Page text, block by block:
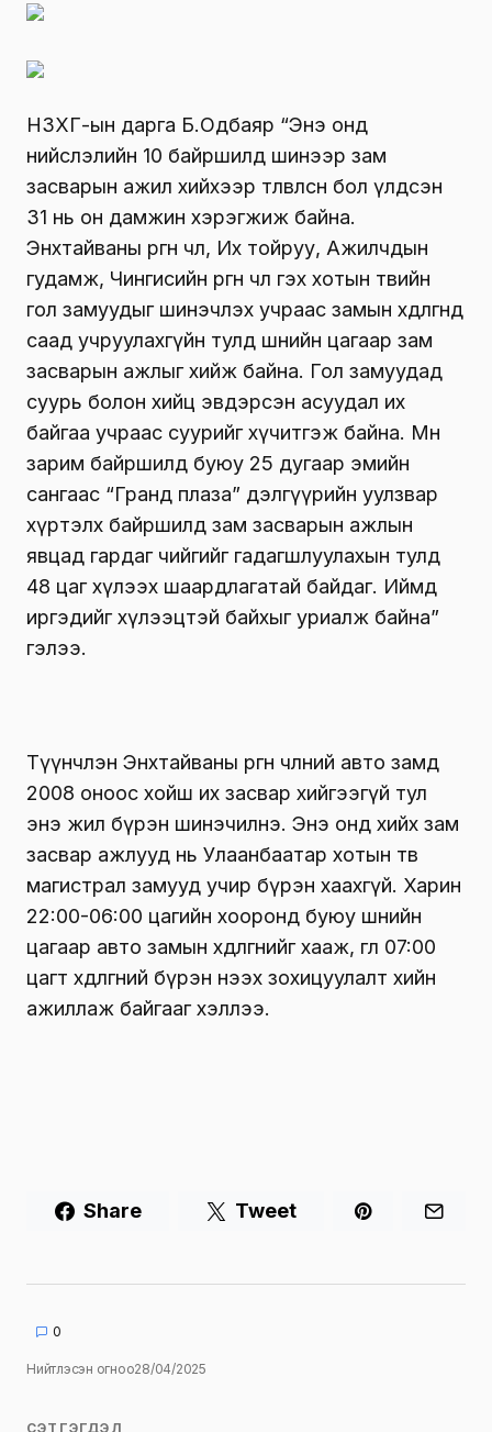
НЗХГ-ын дарга Б.Одбаяр “Энэ онд
нийслэлийн 10 байршилд шинээр зам
засварын ажил хийхээр төлөвлөсөн бол үлдсэн
31 нь он дамжин хэрэгжиж байна.
Энхтайваны өргөн чөлөө, Их тойруу, Ажилчдын
гудамж, Чингисийн өргөн чөлөө гэх хотын төвийн
гол замуудыг шинэчлэх учраас замын хөдөлгөөнд
саад учруулахгүйн тулд шөнийн цагаар зам
засварын ажлыг хийж байна. Гол замуудад
суурь болон хийц эвдэрсэн асуудал их
байгаа учраас суурийг хүчитгэж байна. Мөн
зарим байршилд буюу 25 дугаар эмийн
сангаас “Гранд плаза” дэлгүүрийн уулзвар
хүртэлх байршилд зам засварын ажлын
явцад гардаг чийгийг гадагшлуулахын тулд
48 цаг хүлээх шаардлагатай байдаг. Иймд
иргэдийг хүлээцтэй байхыг уриалж байна”
гэлээ.
Түүнчлэн Энхтайваны өргөн чөлөөний авто замд
2008 оноос хойш их засвар хийгээгүй тул
энэ жил бүрэн шинэчилнэ. Энэ онд хийх зам
засвар ажлууд нь Улаанбаатар хотын төв
магистрал замууд учир бүрэн хаахгүй. Харин
22:00-06:00 цагийн хооронд буюу шөнийн
цагаар авто замын хөдөлгөөнийг хааж, өглөө 07:00
цагт хөдөлгөөний бүрэн нээх зохицуулалт хийн
ажиллаж байгааг хэллээ.
Share Tweet
0
Нийтлэсэн огноо28/04/2025
СЭТГЭГДЭЛ